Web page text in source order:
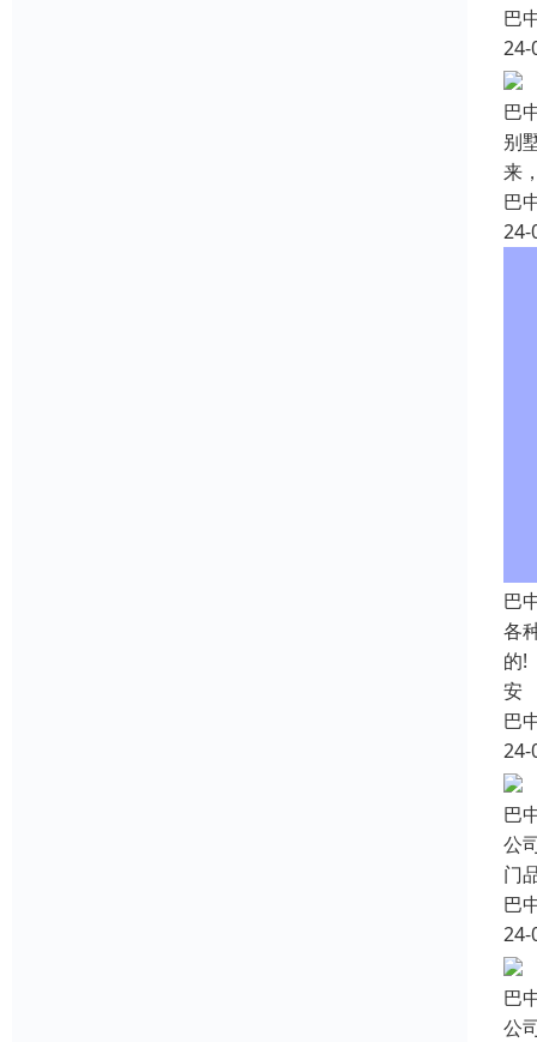
巴
24-
巴
别
来
巴
24-
巴
各
的!
安
巴
24-
巴
公
门
巴
24-
巴
公